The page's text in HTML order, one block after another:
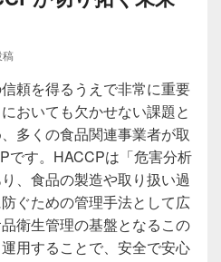
頼を得るうえで非常に重要
おいても欠かせない課題と
多くの食品関連事業者が取
です。HACCPは「危害分析
、食品の製造や取り扱い過
ぐための管理手法として広
衛生管理の基盤となるこの
用することで、安全で安心